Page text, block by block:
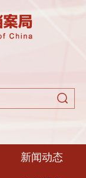
新闻动态